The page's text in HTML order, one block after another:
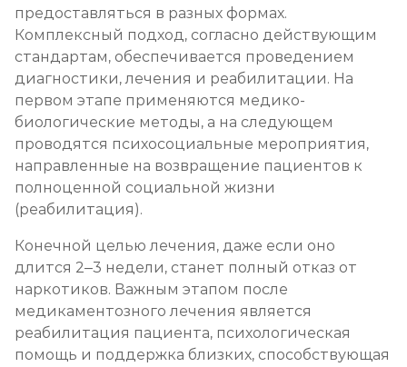
Ресоциализация наркоманов
от 1 000 ₽/сеанс Записаться
предоставляться в разных формах.
Комплексный подход, согласно действующим
стандартам, обеспечивается проведением
диагностики, лечения и реабилитации. На
первом этапе применяются медико-
биологические методы, а на следующем
проводятся психосоциальные мероприятия,
направленные на возвращение пациентов к
полноценной социальной жизни
(реабилитация).
Конечной целью лечения, даже если оно
длится 2–3 недели, станет полный отказ от
наркотиков. Важным этапом после
медикаментозного лечения является
реабилитация пациента, психологическая
помощь и поддержка близких, способствующая